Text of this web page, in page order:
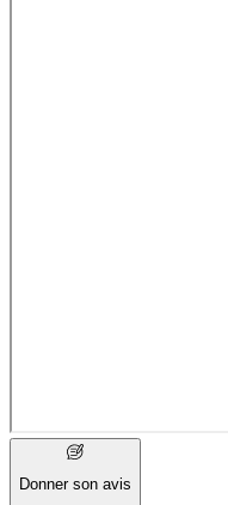
Donner son avis